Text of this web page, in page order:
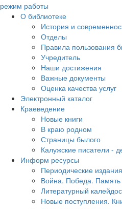
режим работы
О библиотеке
История и
Отделы
Правила пользования
Учредитель
Наши достижения
Важные документы
Оценка качества услуг
Электронный каталог
Краеведение
Новые книги
В краю родном
Страницы былого
Калужские писатели -
Информ ресурсы
Периодические издания
Война. Победа. Память
Литературный
Новые поступления.